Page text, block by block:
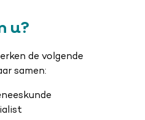
u?
de volgende
samen: